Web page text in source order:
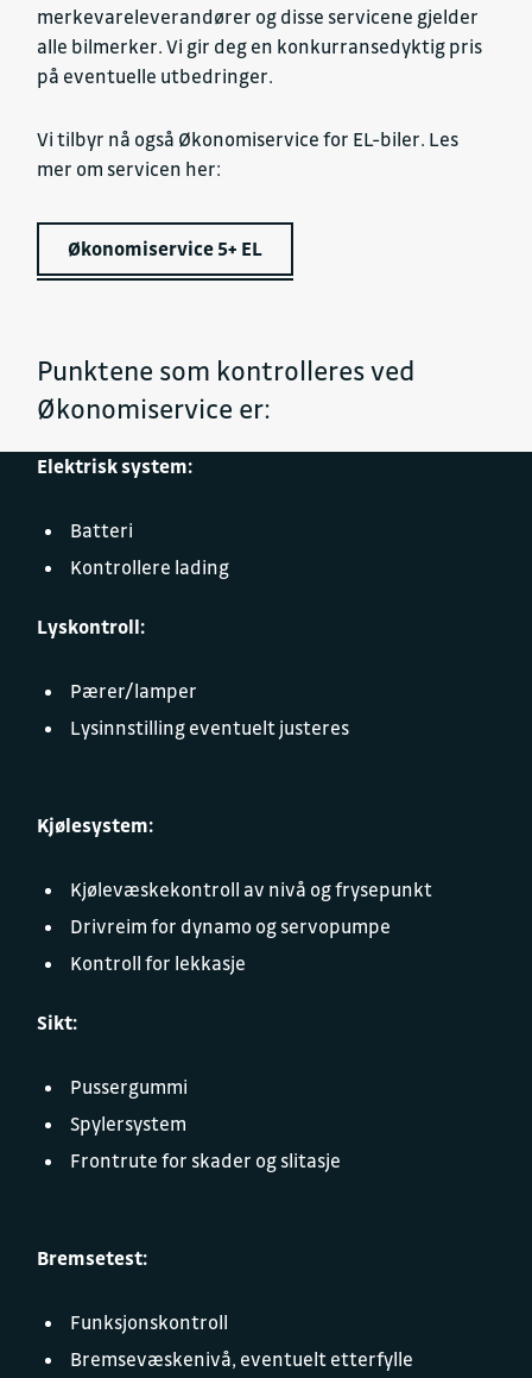
merkevareleverandører og disse servicene gjelder
alle bilmerker. Vi gir deg en konkurransedyktig pris
på eventuelle utbedringer.
Vi tilbyr nå også Økonomiservice for EL-biler. Les
mer om servicen her:
Økonomiservice 5+ EL
Punktene som kontrolleres ved
Økonomiservice er:
Elektrisk system:
Batteri
Kontrollere lading
Lyskontroll:
Pærer/lamper
Lysinnstilling eventuelt justeres
Kjølesystem:
Kjølevæskekontroll av nivå og frysepunkt
Drivreim for dynamo og servopumpe
Kontroll for lekkasje
Sikt:
Pussergummi
Spylersystem
Frontrute for skader og slitasje
Bremsetest:
Funksjonskontroll
Bremsevæskenivå, eventuelt etterfylle